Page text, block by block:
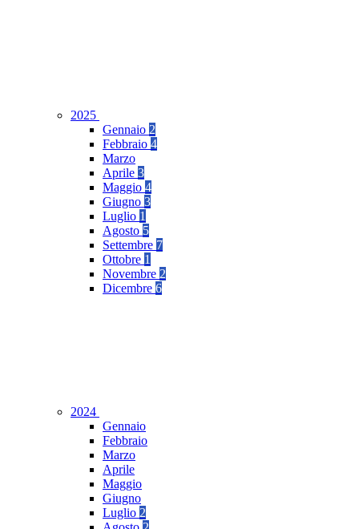
2025
Gennaio 2
Febbraio 4
Marzo
Aprile 3
Maggio 4
Giugno 3
Luglio 1
Agosto 5
Settembre 7
Ottobre 1
Novembre 2
Dicembre 6
2024
Gennaio
Febbraio
Marzo
Aprile
Maggio
Giugno
Luglio 2